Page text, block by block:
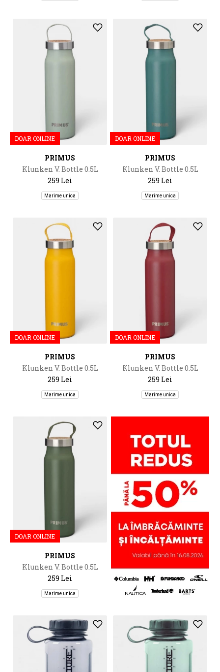
DOAR ONLINE
PRIMUS
Klunken V. Bottle 0.5L
259 Lei
Marime unica
DOAR ONLINE
PRIMUS
Klunken V. Bottle 0.5L
259 Lei
Marime unica
DOAR ONLINE
PRIMUS
Klunken V. Bottle 0.5L
259 Lei
Marime unica
DOAR ONLINE
PRIMUS
Klunken V. Bottle 0.5L
259 Lei
Marime unica
DOAR ONLINE
PRIMUS
Klunken V. Bottle 0.5L
259 Lei
Marime unica